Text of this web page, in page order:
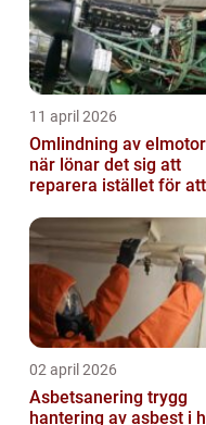
11 april 2026
Omlindning av elmotor
när lönar det sig att
reparera istället för att
02 april 2026
Asbetsanering trygg
hantering av asbest i